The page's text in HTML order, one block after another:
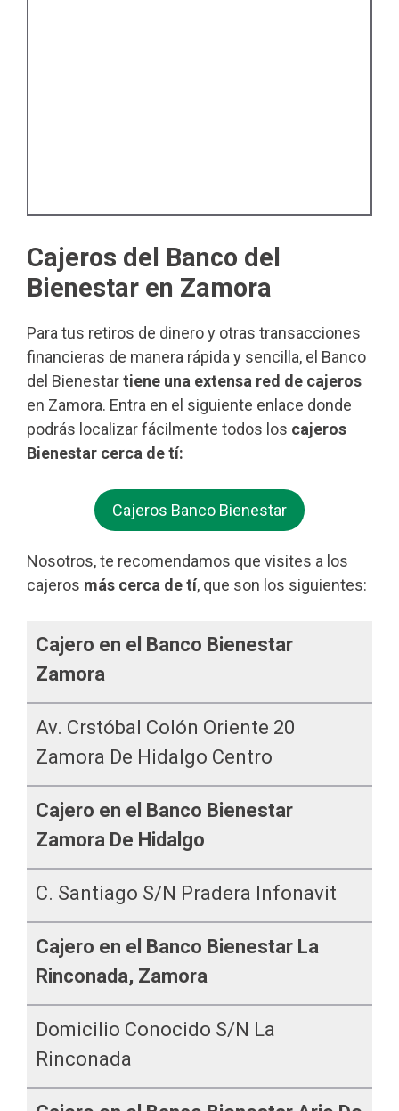
Cajeros del Banco del
Bienestar en Zamora
Para tus retiros de dinero y otras transacciones
financieras de manera rápida y sencilla, el Banco
del Bienestartiene una extensa red de cajeros
en Zamora. Entra en el siguiente enlace donde
podrás localizar fácilmente todos los cajeros
Bienestar cerca de tí:
Cajeros Banco Bienestar
Nosotros, te recomendamos que visites a los
cajeros más cerca de tí, que son los siguientes:
Cajero en el Banco Bienestar
Zamora
Av. Crstóbal Colón Oriente 20
Zamora De Hidalgo Centro
Cajero en el Banco Bienestar
Zamora De Hidalgo
C. Santiago S/n Pradera Infonavit
Cajero en el Banco Bienestar La
Rinconada, Zamora
Domicilio Conocido S/n La
Rinconada